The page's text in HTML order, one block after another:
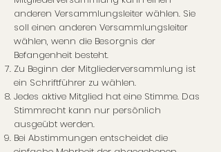
anderen Versammlungsleiter wählen. Sie
soll einen anderen Versammlungsleiter
wählen, wenn die Besorgnis der
Befangenheit besteht.
Zu Beginn der Mitgliederversammlung ist
ein Schriftführer zu wählen.
Jedes aktive Mitglied hat eine Stimme. Das
Stimmrecht kann nur persönlich
ausgeübt werden.
Bei Abstimmungen entscheidet die